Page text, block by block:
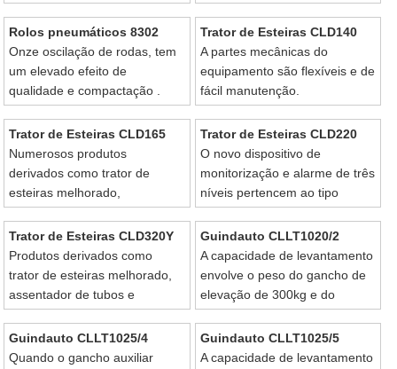
alisada.
Rolos pneumáticos 8302
Onze oscilação de rodas, tem
um elevado efeito de
qualidade e compactação .
Trator de Esteiras CLD140
A partes mecânicas do
equipamento são flexíveis e de
fácil manutenção.
Trator de Esteiras CLD165
Numerosos produtos
derivados como trator de
esteiras melhorado,
assentador de tubos e
raspador.
Trator de Esteiras CLD220
O novo dispositivo de
monitorização e alarme de três
níveis pertencem ao tipo
integral eletromecânico. Pode
avisar o operador dos riscos
eminentes.
Trator de Esteiras CLD320Y
Produtos derivados como
trator de esteiras melhorado,
assentador de tubos e
raspador.
Guindauto CLLT1020/2
A capacidade de levantamento
envolve o peso do gancho de
elevação de 300kg e do
gancho secundário de 100kg.
Guindauto CLLT1025/4
Quando o gancho auxiliar
Guindauto CLLT1025/5
A capacidade de levantamento